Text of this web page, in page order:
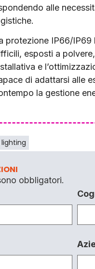
alle
protezione IP66/IP69
esposti a
e
di adattarsi alle
la gestione
obbligatori.